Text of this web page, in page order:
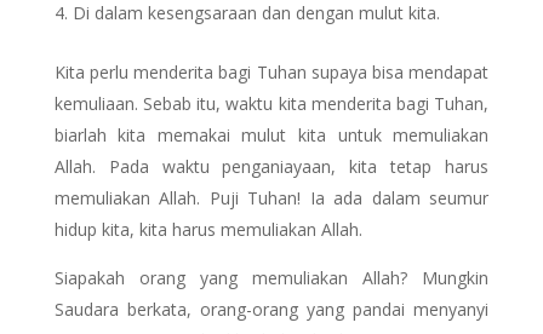
Di dalam kesengsaraan dan dengan mulut kita.
Kita perlu menderita bagi Tuhan supaya bisa mendapat
kemuliaan. Sebab itu, waktu kita menderita bagi Tuhan,
biarlah kita memakai mulut kita untuk memuliakan
Allah. Pada waktu penganiayaan, kita tetap harus
memuliakan Allah. Puji Tuhan! Ia ada dalam seumur
hidup kita, kita harus memuliakan Allah.
Siapakah orang yang memuliakan Allah? Mungkin
Saudara berkata, orang-orang yang pandai menyanyi